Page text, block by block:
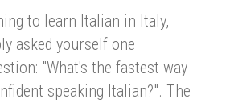
to learn Italian in Italy,
asked yourself one
"What's the fastest way
speaking Italian?". The